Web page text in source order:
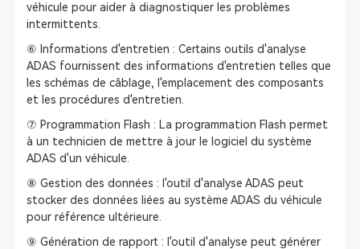
véhicule pour aider à diagnostiquer les problèmes
intermittents.
⑥ Informations d'entretien : Certains outils d'analyse
ADAS fournissent des informations d'entretien telles que
les schémas de câblage, l'emplacement des composants
et les procédures d'entretien.
⑦ Programmation Flash : La programmation Flash permet
à un technicien de mettre à jour le logiciel du système
ADAS d'un véhicule.
⑧ Gestion des données : l'outil d'analyse ADAS peut
stocker des données liées au système ADAS du véhicule
pour référence ultérieure.
⑨ Génération de rapport : l'outil d'analyse peut générer